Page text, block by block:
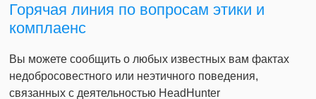
Горячая линия по вопросам этики и
комплаенс
Вы можете сообщить о любых известных вам фактах
недобросовестного или неэтичного поведения,
связанных с деятельностью HeadHunter